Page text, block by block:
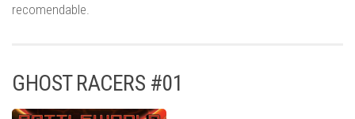
recomendable.
GHOST RACERS #01